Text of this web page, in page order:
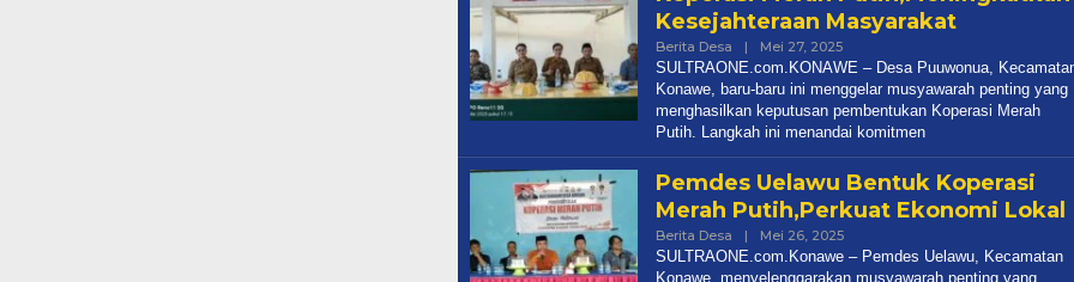
Kesejahteraan Masyarakat
Berita Desa | Mei 27, 2025Oleh
Redaksi
SULTRAONE.com.KONAWE – Desa Puuwonua,
Konawe, baru-baru ini menggelar musyawarah penting yang
menghasilkan keputusan pembentukan Koperasi Merah
Putih. Langkah ini menandai komitmen
Pemdes Uelawu Bentuk Koperasi
Merah Putih,Perkuat Ekonomi Lokal
Berita Desa | Mei 26, 2025Oleh
Redaksi
SULTRAONE.com.Konawe – Pemdes Uelawu, Kecamatan
Konawe, menyelenggarakan musyawarah penting yang